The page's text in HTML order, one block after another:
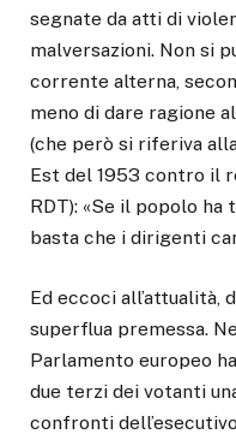
segnate da atti di
malversazioni. Non si
corrente alterna,
meno di dare ragione
(che però si riferiva
Est del 1953 contro il
RDT): «Se il popolo
basta che i dirigenti
Ed eccoci all’attualità,
superflua premessa.
Parlamento europeo
due terzi dei votanti
confronti